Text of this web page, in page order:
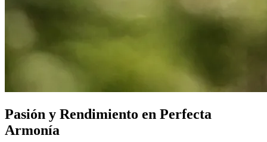
Pasión y Rendimiento en Perfecta
Armonía